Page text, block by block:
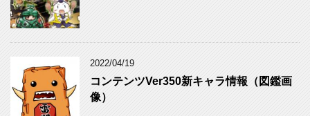
2022/04/19
コンテンツVer350新キャラ情報（図鑑画
像）